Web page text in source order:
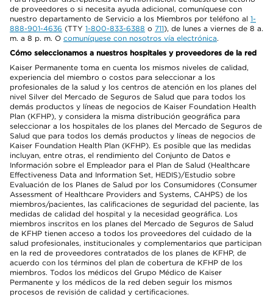
de proveedores o si necesita ayuda adicional, comuníquese con
nuestro departamento de Servicio a los Miembros por teléfono al 1-
888-901-4636 (TTY 1-800-833-6388 o 711), de lunes a viernes de 8 a.
m. a 8 p. m. O comuníquese con nosotros vía electrónica.
Cómo seleccionamos a nuestros hospitales y proveedores de la red
Kaiser Permanente toma en cuenta los mismos niveles de calidad,
experiencia del miembro o costos para seleccionar a los
profesionales de la salud y los centros de atención en los planes del
nivel Silver del Mercado de Seguros de Salud que para todos los
demás productos y líneas de negocios de Kaiser Foundation Health
Plan (KFHP), y considera la misma distribución geográfica para
seleccionar a los hospitales de los planes del Mercado de Seguros de
Salud que para todos los demás productos y líneas de negocios de
Kaiser Foundation Health Plan (KFHP). Es posible que las medidas
incluyan, entre otras, el rendimiento del Conjunto de Datos e
Información sobre el Empleador para el Plan de Salud (Healthcare
Effectiveness Data and Information Set, HEDIS)/Estudio sobre
Evaluación de los Planes de Salud por los Consumidores (Consumer
Assessment of Healthcare Providers and Systems, CAHPS) de los
miembros/pacientes, las calificaciones de seguridad del paciente, las
medidas de calidad del hospital y la necesidad geográfica. Los
miembros inscritos en los planes del Mercado de Seguros de Salud
de KFHP tienen acceso a todos los proveedores del cuidado de la
salud profesionales, institucionales y complementarios que participan
en la red de proveedores contratados de los planes de KFHP, de
acuerdo con los términos del plan de cobertura de KFHP de los
miembros. Todos los médicos del Grupo Médico de Kaiser
Permanente y los médicos de la red deben seguir los mismos
procesos de revisión de calidad y certificaciones.